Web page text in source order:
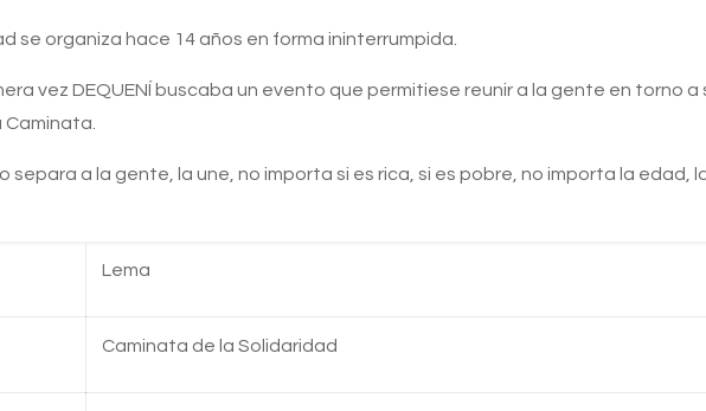
se organiza hace 14 años en forma ininterrumpida.
vez DEQUENÍ buscaba un evento que permitiese reunir a la gente en torno
separa a la gente, la une, no importa si es rica, si es pobre, no importa la edad,
Lema
Caminata de la Solidaridad